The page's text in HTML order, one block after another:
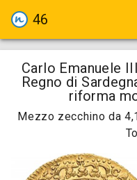
46
Carlo Emanuele
Regno di
riforma
Mezzo zecchino da